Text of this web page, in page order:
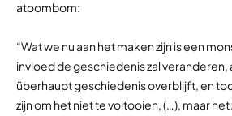
atoombom:
“Wat we nu aan het maken zijn is een
invloed de geschiedenis zal veranderen,
überhaupt geschiedenis overblijft, en
zijn om het niet te voltooien, (…), maar